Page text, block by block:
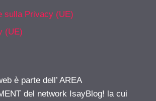
sulla Privacy (UE)
(UE)
è parte dell’ AREA
del network IsayBlog! la cui